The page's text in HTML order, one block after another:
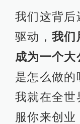
我们这背后
驱动， 我们
成为一个大
是怎么做的
我就在全世
服你来创